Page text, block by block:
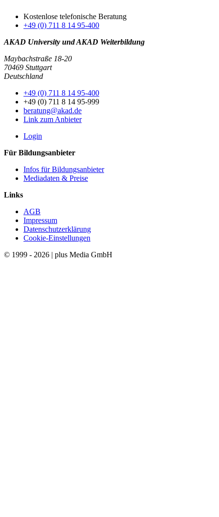
Kostenlose telefonische Beratung
+49 (0) 711 8 14 95-400
AKAD University und AKAD Weiterbildung
Maybachstraße 18-20
70469 Stuttgart
Deutschland
+49 (0) 711 8 14 95-400
+49 (0) 711 8 14 95-999
beratung@akad.de
Link zum Anbieter
Login
Für Bildungsanbieter
Infos für Bildungsanbieter
Mediadaten & Preise
Links
AGB
Impressum
Datenschutzerklärung
Cookie-Einstellungen
© 1999 - 2026 | plus Media GmbH